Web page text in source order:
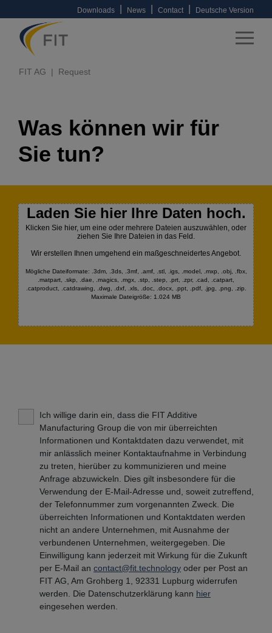
Downloads News Contact Deutsche Version
FIT AG Request
Was können wir für
Sie tun?
Laden Sie hier Ihre Daten hoch.
Klicken Sie hier, um eine oder mehrere Dateien auszuwählen, oder
ziehen Sie Ihre Dateien in das Feld.
Wir erstellen Ihnen umgehend ein maßgeschneidertes Angebot.
Mögliche Dateiformate: .3dm, .3ds, .3mf, .amf, .stl, .igs, .model, .mxp, .obj, .fbx,
.matpart, .skp, .dae, .magics, .mgx, .stp, .step, .prt, .zpr, .cad, .catpart,
.catproduct, .catdrawing, .dwg, .dxf, .xls, .doc, .docx, .ppt, .pdf, .jpg, .png, .zip.
Maximale Dateigröße: 1.024 MB
Ich willige darin ein, dass die FIT Additive
Manufacturing Group die von mir überreichten
Informationen und Kontaktdaten dazu verwendet, mit
mir anlässlich meiner Kontaktaufnahme in Verbindung
zu treten, hierüber zu kommunizieren und meine
Anfrage abzuwickeln. Dies gilt insbesondere für die
Verwendung der E-Mail-Adresse und, soweit zutreffend,
der Telefonnummer zum vorgenannten Zweck. Die
überreichten Informationen und Kontaktdaten werden
nicht an andere Unternehmen, mit Ausnahme der
verbundenen Unternehmen, weitergegeben. Die
Einwilligung kann jederzeit mit Wirkung für die Zukunft
per E-Mail an contact@fit.technology oder per Post an
FIT AG, Am Grohberg 1, 92331 Lupburg widerrufen
werden. Die Datenschutzerklärung kann hier
eingesehen werden.